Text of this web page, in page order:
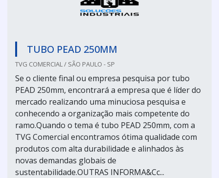
TUBO PEAD 250MM
TVG COMERCIAL / SÃO PAULO - SP
Se o cliente final ou empresa pesquisa por tubo
PEAD 250mm, encontrará a empresa que é líder do
mercado realizando uma minuciosa pesquisa e
conhecendo a organização mais competente do
ramo.Quando o tema é tubo PEAD 250mm, com a
TVG Comercial encontramos ótima qualidade com
produtos com alta durabilidade e alinhados às
novas demandas globais de
sustentabilidade.OUTRAS INFORMA&Cc...